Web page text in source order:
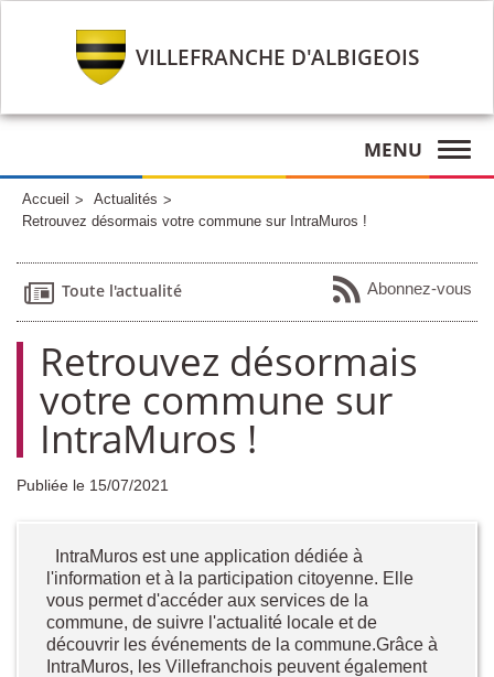
VILLEFRANCHE D'ALBIGEOIS
MENU
Accueil
Actualités
Retrouvez désormais votre commune sur IntraMuros !
Toute l'actualité Abonnez-vous
Retrouvez désormais
votre commune sur
IntraMuros !
Publiée le 15/07/2021
IntraMuros est une application dédiée à
l'information et à la participation citoyenne. Elle
vous permet d'accéder aux services de la
commune, de suivre l'actualité locale et de
découvrir les événements de la commune.Grâce à
IntraMuros, les Villefranchois peuvent également